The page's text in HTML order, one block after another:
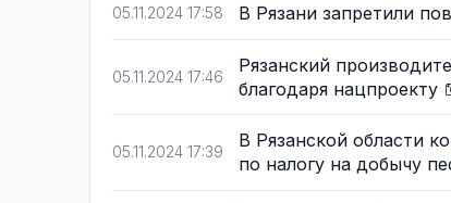
05.11.2024 17:58 В Рязани запретили
05.11.2024 17:46
Рязанский
благодаря нацпроекту
05.11.2024 17:39
В Рязанской области
по налогу на добычу